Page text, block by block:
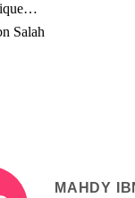
Salah
MAHDY